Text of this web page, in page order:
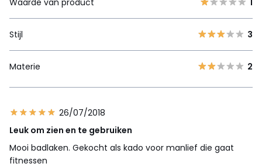
Stijl 3
Materie 2
26/07/2018
Leuk om zien en te gebruiken
Mooi badlaken. Gekocht als kado voor manlief die gaat
fitnessen